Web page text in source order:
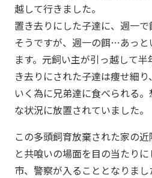
越して行きました。
置き去りにした子達に、週一
そうですが、週一の餌…あっ
ます。元飼い主が引っ越して
き去りにされた子達は痩せ細
いく為に兄弟達に食べられる
な状況に放置されていました。
この多頭飼育放棄された家の
と共喰いの場面を目の当たり
市、警察が入ることとなりまし